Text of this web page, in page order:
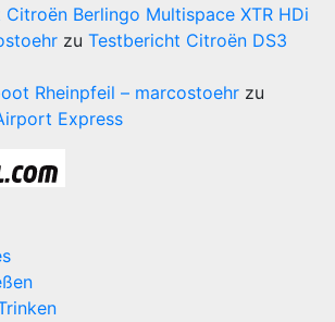
Citroën Berlingo Multispace XTR HDi
zu Testbericht Citroën DS3
Rheinpfeil – marcostoehr zu
Express